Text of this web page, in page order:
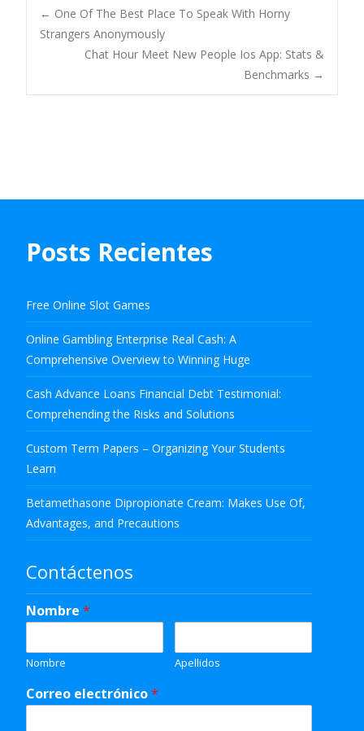
Navegación
← One Of The Best Place To Speak With Horny
Strangers Anonymously
Chat Hour Meet New People Ios App: Stats &
Benchmarks →
Posts Recientes
Free Online Slot Games
Online Gambling Enterprise Real Cash: A
Comprehensive Overview to Winning Huge
Cash Advance Loans Financial Debt Testimonial:
Comprehending the Risks and Solutions
Custom Term Papers – Organizing Your Students
Learn
Betamethasone Dipropionate Cream: Makes Use Of,
Advantages, and Precautions
Contáctenos
Nombre *
Nombre Apellidos
Correo electrónico*